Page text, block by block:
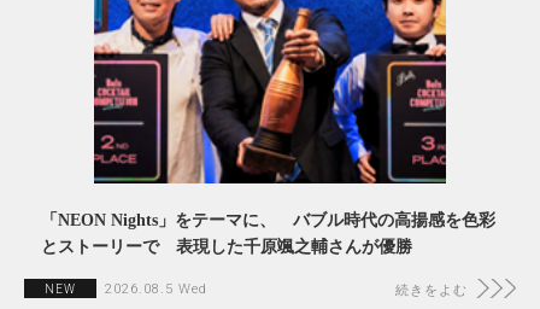
「NEON Nights」をテーマに、 バブル時代の高揚感を色彩
とストーリーで 表現した千原颯之輔さんが優勝
NEW 2026.08.5 Wed 続きをよむ